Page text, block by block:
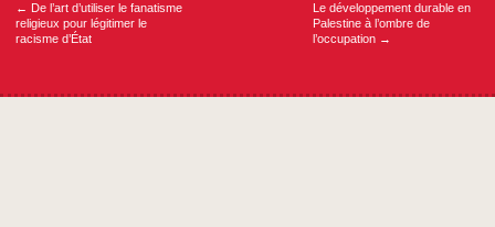
← De l’art d’utiliser le fanatisme
religieux pour légitimer le
racisme d’État
Le développement durable en
Palestine à l’ombre de
l’occupation →